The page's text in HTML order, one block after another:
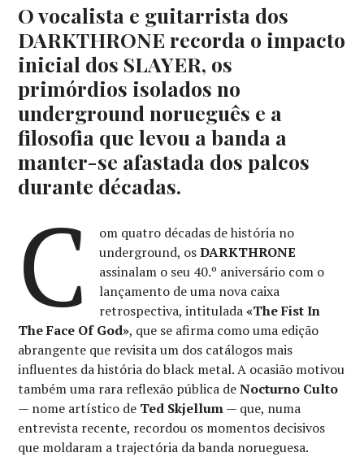
O vocalista e guitarrista dos
DARKTHRONE recorda o impacto
inicial dos SLAYER, os
primórdios isolados no
underground norueguês e a
filosofia que levou a banda a
manter-se afastada dos palcos
durante décadas.
C
om quatro décadas de história no
underground, osDARKTHRONE
assinalam o seu 40.º aniversário com o
lançamento de uma nova caixa
retrospectiva, intitulada«The Fist In
The Face Of God», que se afirma como uma edição
abrangente que revisita um dos catálogos mais
influentes da história do black metal. A ocasião motivou
também uma rara reflexão pública deNocturno Culto
— nome artístico de Ted Skjellum— que, numa
entrevista recente, recordou os momentos decisivos
que moldaram a trajectória da banda norueguesa.